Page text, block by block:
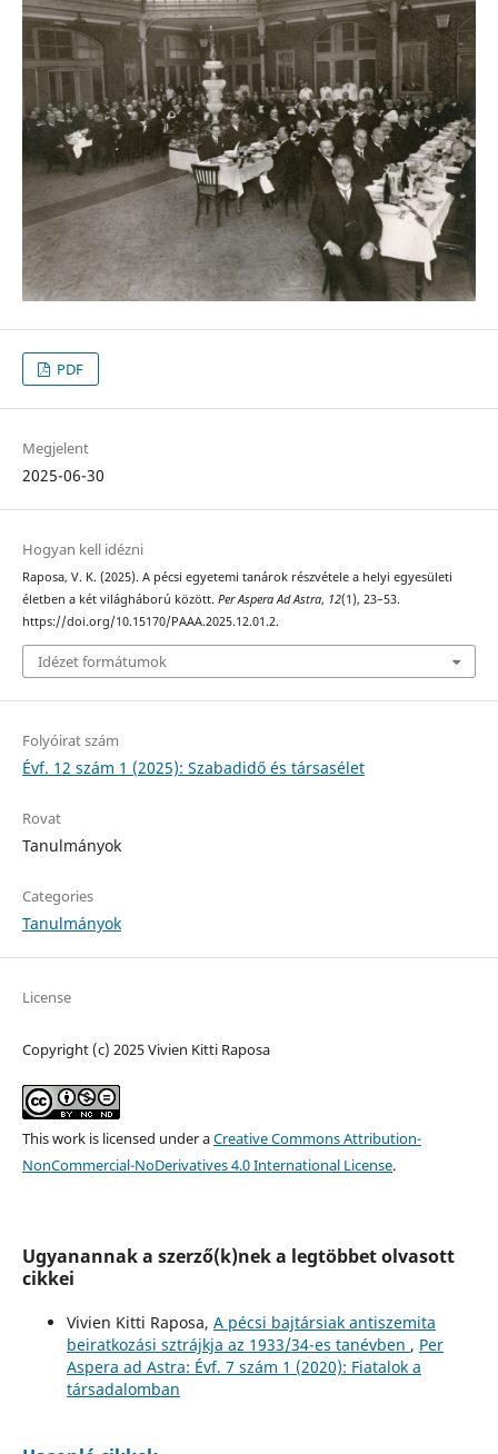
PDF
Megjelent
2025-06-30
Hogyan kell idézni
Raposa, V. K. (2025). A pécsi egyetemi tanárok részvétele a helyi egyesületi
életben a két világháború között. Per Aspera Ad Astra, 12(1), 23–53.
https://doi.org/10.15170/PAAA.2025.12.01.2.
Idézet formátumok
Folyóirat szám
Évf. 12 szám 1 (2025): Szabadidő és társasélet
Rovat
Tanulmányok
Categories
Tanulmányok
License
Copyright (c) 2025 Vivien Kitti Raposa
This work is licensed under aCreative Commons Attribution-
NonCommercial-NoDerivatives 4.0 International License.
Ugyanannak a szerző(k)nek a legtöbbet olvasott
cikkei
Vivien Kitti Raposa, A pécsi bajtársiak antiszemita
beiratkozási sztrájkja az 1933/34-es tanévben , Per
Aspera ad Astra: Évf. 7 szám 1 (2020): Fiatalok a
társadalomban